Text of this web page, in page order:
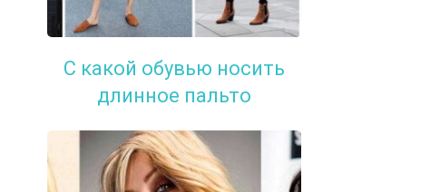
С какой обувью носить
длинное пальто